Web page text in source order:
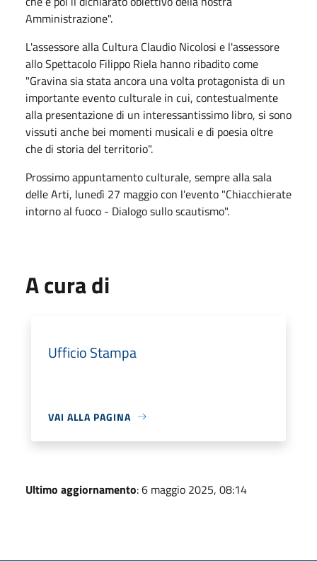
Amministrazione".
L'assessore alla Cultura Claudio Nicolosi e l'assessore
allo Spettacolo Filippo Riela hanno ribadito come
"Gravina sia stata ancora una volta protagonista di un
importante evento culturale in cui, contestualmente
alla presentazione di un interessantissimo libro, si sono
vissuti anche bei momenti musicali e di poesia oltre
che di storia del territorio".
Prossimo appuntamento culturale, sempre alla sala
delle Arti, lunedì 27 maggio con l'evento "Chiacchierate
intorno al fuoco - Dialogo sullo scautismo".
A cura di
Ufficio Stampa
VAI ALLA PAGINA
Ultimo aggiornamento: 6 maggio 2025, 08:14